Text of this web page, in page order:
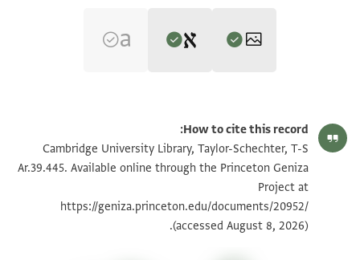
Yusuf Umrethwala's digital edition (2024).
Recto (scribal practice)
]ضو[
رسها سها نصره نصره
نصره الله الله واظفره واحسن حسن عونه
وتوفيقه سلام سلام عليك فان
T-S Ar.39.445 1v הגדל וסובב
[...........]
دايمة باقية الى [
الامير الموفق المنصور فارس الدولة
תנאי היתר שימוש בתצלום
How to cite this record:
Cambridge University Library, Taylor-Schechter, T-S
Ar.39.445. Available online through the Princeton Geniza
Project at
https://geniza.princeton.edu/documents/20952/
(accessed August 8, 2026).